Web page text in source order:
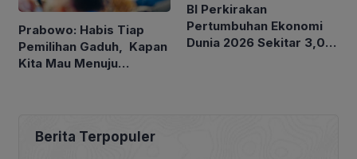
Prabowo: Habis Tiap
Pemilihan Gaduh, Kapan
Kita Mau Menuju
BI Perkirakan
Pertumbuhan Ekonomi
Dunia 2026 Sekitar 3,0
Berita Terpopuler